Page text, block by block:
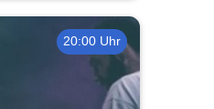
20:00 Uhr